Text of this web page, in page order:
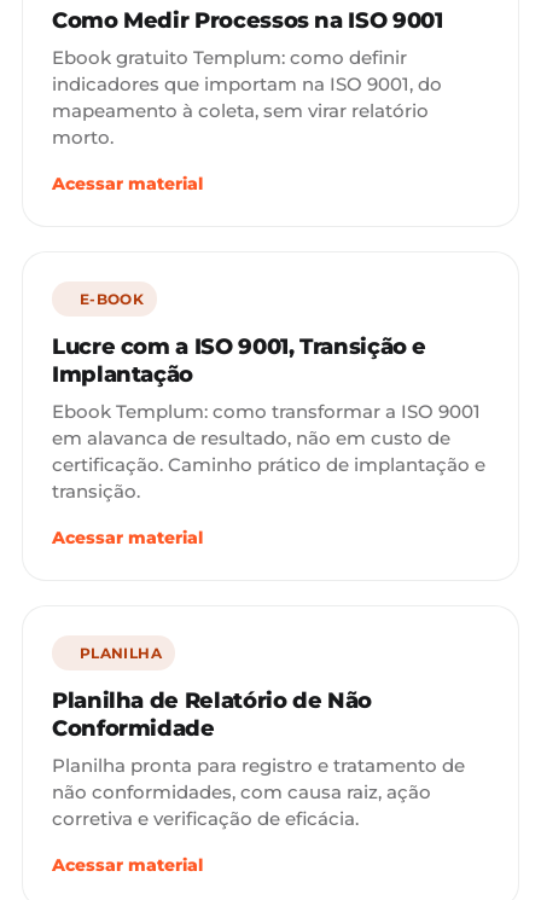
Como Medir Processos na ISO 9001
Ebook gratuito Templum: como definir
indicadores que importam na ISO 9001, do
mapeamento à coleta, sem virar relatório
morto.
Acessar material
E-BOOK
Lucre com a ISO 9001, Transição e
Implantação
Ebook Templum: como transformar a ISO 9001
em alavanca de resultado, não em custo de
certificação. Caminho prático de implantação e
transição.
Acessar material
PLANILHA
Planilha de Relatório de Não
Conformidade
Planilha pronta para registro e tratamento de
não conformidades, com causa raiz, ação
corretiva e verificação de eficácia.
Acessar material